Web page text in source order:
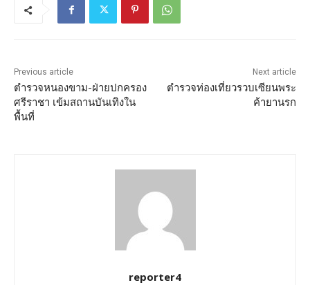
Previous article
ตำรวจหนองขาม-ฝ่ายปกครอง
ศรีราชา เข้มสถานบันเทิงใน
พื้นที่
Next article
ตำรวจท่องเที่ยวรวบเซียนพระ
ค้ายานรก
reporter4